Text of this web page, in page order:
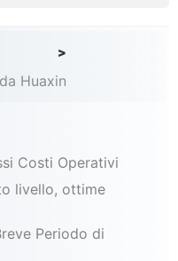
cinema, attra
ad alto traffico. Gr
di pagamento, lin
i distrib
fabbrica, alle certifica
servizio tecnico onli
un business di
ripetibili e red
>
Huaxin
Costi Operativi
livello, ottime
Periodo di